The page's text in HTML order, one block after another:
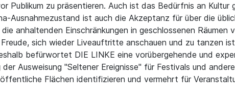
zu präsentieren. Auch ist das Bedürfnis an Kultur
Ausnahmezustand ist auch die Akzeptanz für über die
anhaltenden Einschränkungen in geschlossenen Räumen
sich wieder Liveauftritte anschauen und zu tanzen
befürwortet DIE LINKE eine vorübergehende und
Ausweisung "Seltener Ereignisse" für Festivals und
Flächen identifizieren und vermehrt für